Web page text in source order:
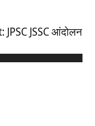
JSSC आंदोलन